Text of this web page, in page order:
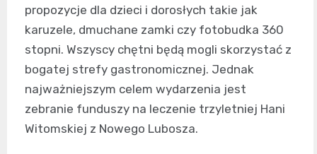
propozycje dla dzieci i dorosłych takie jak
karuzele, dmuchane zamki czy fotobudka 360
stopni. Wszyscy chętni będą mogli skorzystać z
bogatej strefy gastronomicznej. Jednak
najważniejszym celem wydarzenia jest
zebranie funduszy na leczenie trzyletniej Hani
Witomskiej z Nowego Lubosza.